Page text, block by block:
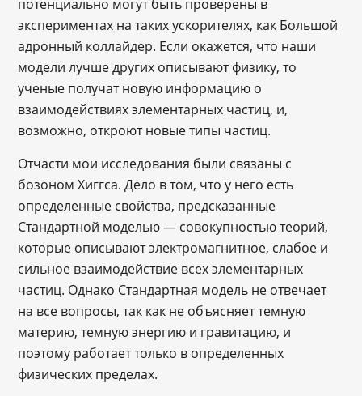
потенциально могут быть проверены в
экспериментах на таких ускорителях, как Большой
адронный коллайдер. Если окажется, что наши
модели лучше других описывают физику, то
ученые получат новую информацию о
взаимодействиях элементарных частиц, и,
возможно, откроют новые типы частиц.
Отчасти мои исследования были связаны с
бозоном Хиггса. Дело в том, что у него есть
определенные свойства, предсказанные
Стандартной моделью — совокупностью теорий,
которые описывают электромагнитное, слабое и
сильное взаимодействие всех элементарных
частиц. Однако Стандартная модель не отвечает
на все вопросы, так как не объясняет темную
материю, темную энергию и гравитацию, и
поэтому работает только в определенных
физических пределах.